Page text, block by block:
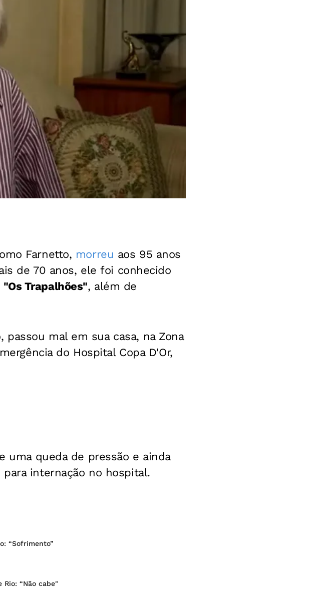
Farnetto, morreu aos 95 anos
de 70 anos, ele foi conhecido
"Os Trapalhões", além de
mal em sua casa, na Zona
do Hospital Copa D'Or,
uma queda de pressão e ainda
internação no hospital.
“Sofrimento”
“Não cabe"